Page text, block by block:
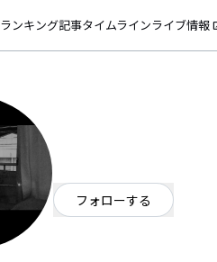
ランキング記事タイムラインライブ情報
フォローする